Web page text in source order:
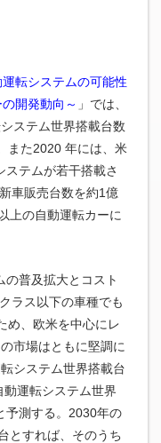
転システムの可能性
開発動向～ 」では、
ステム世界搭載台数
また2020 年には、米
ステムが若干搭載さ
車販売台数を約1億
上の自動運転カーに
普及拡大とコスト
ラス以下の車種でも
め、欧米を中心にレ
市場はともに堅調に
システム世界搭載台
運転システム世界
予測する。2030年の
とすれば、そのうち